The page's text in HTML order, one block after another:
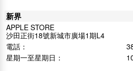
新界
APPLE STORE
沙田正街18號新城市廣場1期L4
電話：
星期一至星期日：